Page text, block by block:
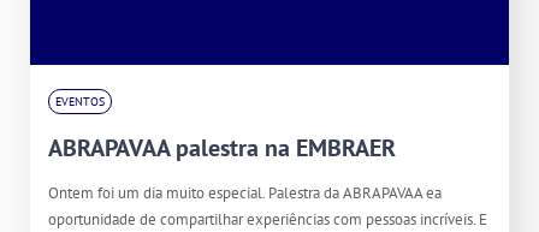
EVENTOS
ABRAPAVAA palestra na EMBRAER
Ontem foi um dia muito especial. Palestra da ABRAPAVAA ea
oportunidade de compartilhar experiências com pessoas incríveis. E